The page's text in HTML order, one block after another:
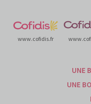
www.cofidis.fr
UNE
UNE